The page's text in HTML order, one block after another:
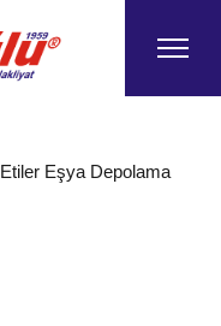
Etiler Eşya Depolama